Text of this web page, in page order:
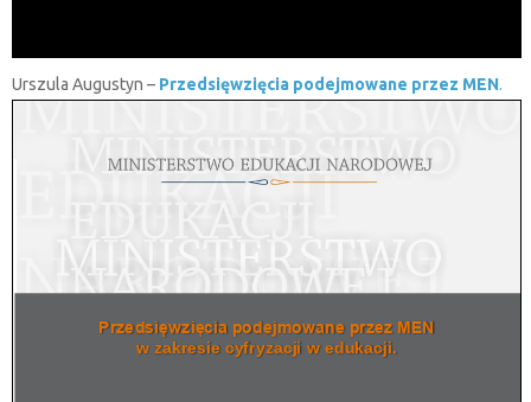
Urszula Augustyn – Przedsięwzięcia podejmowane przez MEN.